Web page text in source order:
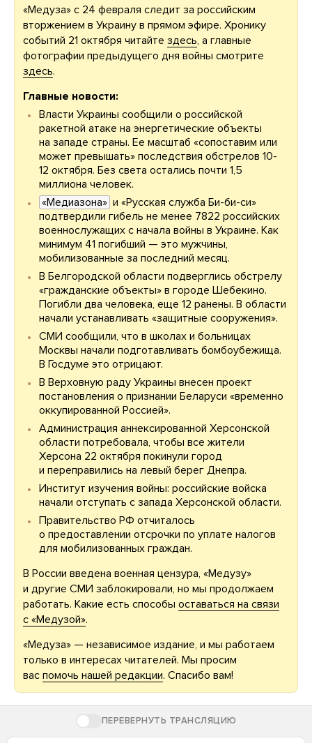
«Медуза» с 24 февраля следит за российским
вторжением в Украину в прямом эфире. Хронику
событий 21 октября читайте здесь, а главные
фотографии предыдущего дня войны смотрите
здесь.
Главные новости:
Власти Украины сообщили о российской
ракетной атаке на энергетические объекты
на западе страны. Ее масштаб «сопоставим или
может превышать» последствия обстрелов 10-
12 октября. Без света остались почти 1,5
миллиона человек.
«Медиазона» и «Русская служба Би-би-си»
подтвердили гибель не менее 7822 российских
военнослужащих с начала войны в Украине. Как
минимум 41 погибший — это мужчины,
мобилизованные за последний месяц.
В Белгородской области подверглись обстрелу
«гражданские объекты» в городе Шебекино.
Погибли два человека, еще 12 ранены. В области
начали устанавливать «защитные сооружения».
СМИ сообщили, что в школах и больницах
Москвы начали подготавливать бомбоубежища.
В Госдуме это отрицают.
В Верховную раду Украины внесен проект
постановления о признании Беларуси «временно
оккупированной Россией».
Администрация аннексированной Херсонской
области потребовала, чтобы все жители
Херсона 22 октября покинули город
и переправились на левый берег Днепра.
Институт изучения войны: российские войска
начали отступать с запада Херсонской области.
Правительство РФ отчиталось
о предоставлении отсрочки по уплате налогов
для мобилизованных граждан.
В России введена военная цензура, «Медузу»
и другие СМИ заблокировали, но мы продолжаем
работать. Какие есть способы оставаться на связи
с «Медузой».
«Медуза» — независимое издание, и мы работаем
только в интересах читателей. Мы просим
вас помочь нашей редакции. Спасибо вам!
ПЕРЕВЕРНУТЬ ТРАНСЛЯЦИЮ